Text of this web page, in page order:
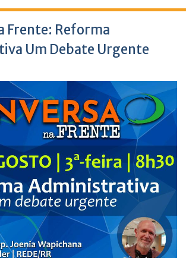
Frente: Reforma
Um Debate Urgente